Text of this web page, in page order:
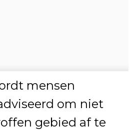
mensen
om niet
gebied af te